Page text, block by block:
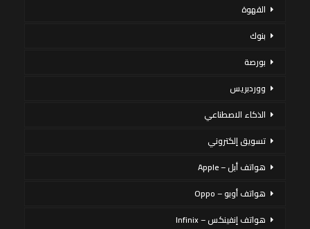
القهوة
بنوك
بورصة
ووردبريس
الذكاء الاصطناعي
تسويق إلكتروني
هواتف أبل – Apple
هواتف أوبو – Oppo
هواتف إنفينكس – Infinix